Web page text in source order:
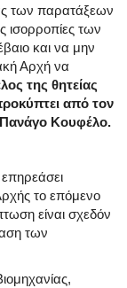
των παρατάξεων
ισορροπίες των
και να μην
Αρχή να
της θητείας
από τον
Πανάγο Κουφέλο.
το επόμενο
είναι σχεδόν
των